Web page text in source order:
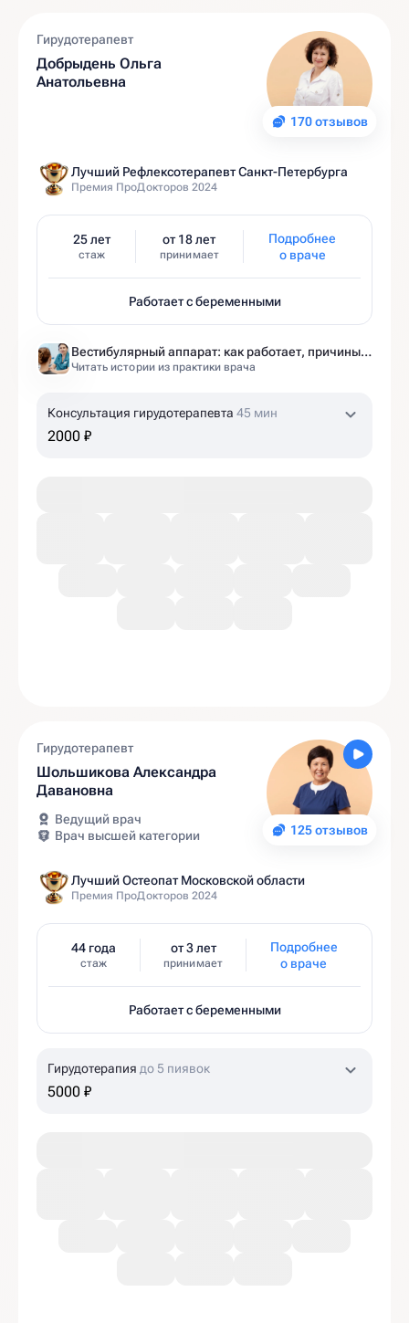
170 отзывов
Гирудотерапевт
Добрыдень Ольга
Анатольевна
Лучший Рефлексотерапевт Санкт-Петербурга
Премия ПроДокторов 2024
25 лет
стаж
от 18 лет
принимает
Подробнее
о враче
Работает с беременными
Вестибулярный аппарат: как работает, причины нарушений и как тренировать?
Читать истории из практики врача
Консультация гирудотерапевта 45 мин
2000 ₽
125 отзывов
Гирудотерапевт
Шольшикова Александра
Давановна
Ведущий врач
Врач высшей категории
Лучший Остеопат Московской области
Премия ПроДокторов 2024
44 года
стаж
от 3 лет
принимает
Подробнее
о враче
Работает с беременными
Гирудотерапия до 5 пиявок
5000 ₽